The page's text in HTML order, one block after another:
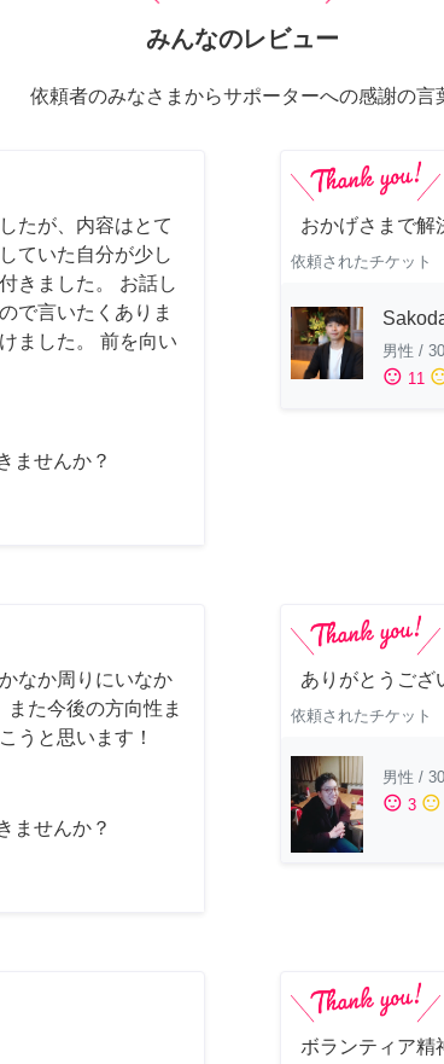
みんなのレビュー
依頼者のみなさまからサポーターへの感謝の言
たが、内容はとて
ていた自分が少し
きました。 お話し
で言いたくありま
ました。 前を向い
ませんか？
おかげさまで解
依頼されたチケット
男性 /
sentiment_satisfied 11
なか周りにいなか
た今後の方向性ま
うと思います！
ませんか？
ありがとうござ
依頼されたチケット
男性 /
sentiment_satisfied 3 sentiment_neutral
ボランティア